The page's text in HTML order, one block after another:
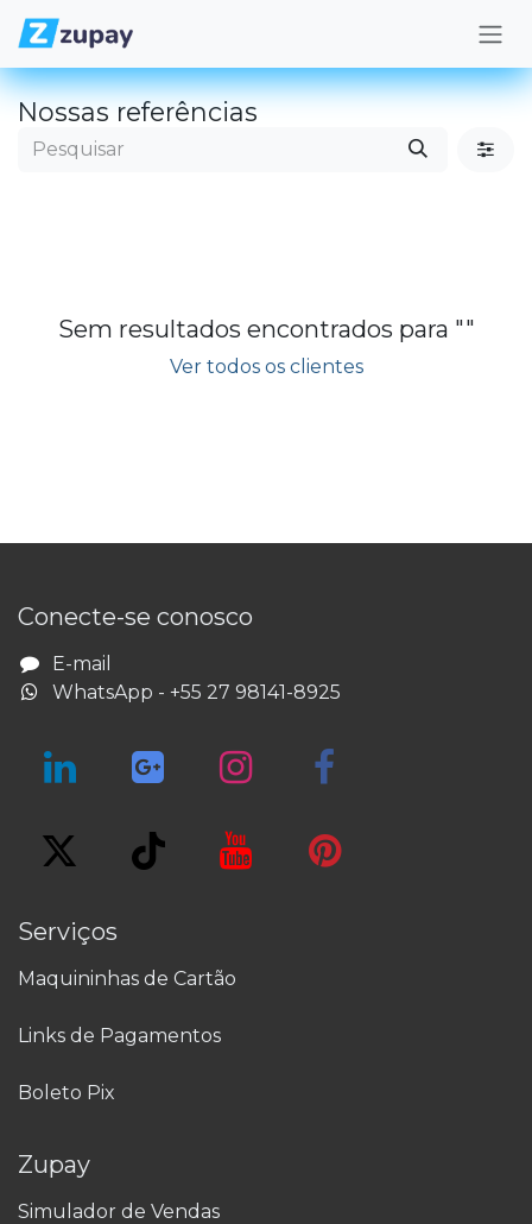
Pular para o conteúdo
Nossas referências
Sem resultados encontrados para ""
Ver todos os clientes
​Conecte-se conosco
E-​mail
WhatsApp - +55 27 98141-8925
Serviços
Maquininhas de Cartão
Links de Pagamentos
Boleto Pix
Zupay
Simulador de Vendas